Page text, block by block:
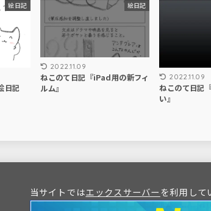
絵日記
日記
絵日記
2022.11.09
ねこのて日記『iPad用の新フィ
ルム』
2022.11.09
ねこのて日記
い』
当サイトではエックスサーバー を利用して